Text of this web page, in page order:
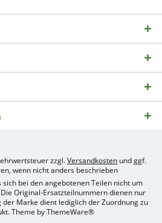
zzgl.Versandkosten und ggf.
wenn nicht anders beschrieben
sich bei den angebotenen Teilen nicht um
Original-Ersatzteilnummern dienen nur
der Marke dient lediglich der Zuordnung zu
Theme byThemeWare®